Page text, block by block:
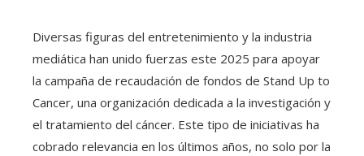
Diversas figuras del entretenimiento y la industria
mediática han unido fuerzas este 2025 para apoyar
la campaña de recaudación de fondos de Stand Up to
Cancer, una organización dedicada a la investigación y
el tratamiento del cáncer. Este tipo de iniciativas ha
cobrado relevancia en los últimos años, no solo por la